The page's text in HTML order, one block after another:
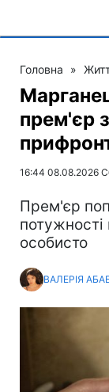
Головна »
прем'єр
16:44 08.08.2026
Прем'єр
потужності
особисто
ВАЛЕРІЯ